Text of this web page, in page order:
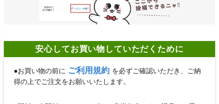
安心してお買い物していただくために
●お買い物の前に ご利用規約 を必ずご確認いただき、ご納
得の上でご注文をお願いいたします。